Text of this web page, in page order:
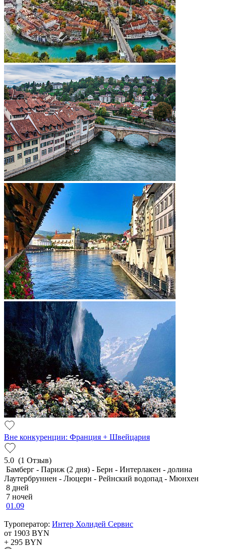
Вне конкуренции: Франция + Швейцария
5.0 (1 Отзыв)
Бамберг - Париж (2 дня) - Берн - Интерлакен - долина
Лаутербруннен - Люцерн - Рейнский водопад - Мюнхен
8 дней
7 ночей
01.09
Туроператор: Интер Холидей Сервис
от 1903 BYN
+ 295 BYN